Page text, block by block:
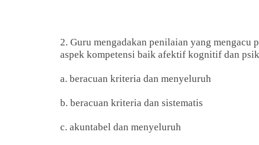
2. Guru mengadakan penilaian yang mengacu
aspek kompetensi baik afektif kognitif dan
a. beracuan kriteria dan menyeluruh
b. beracuan kriteria dan sistematis
c. akuntabel dan menyeluruh